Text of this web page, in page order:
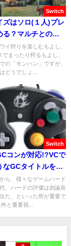
Switch
ズはソロ(１人)プレ
？マルチとの違
イ狩りを楽しむもよし、
まったり狩るもよし、
の「モンハン」ですが、
どうでしょ...
Switch
コンが対応!?VCで
なGCタイトルを予
ら、様々なゲームハード
、ハードの評価は勿論良
た、といった所が重要で
と重要視...